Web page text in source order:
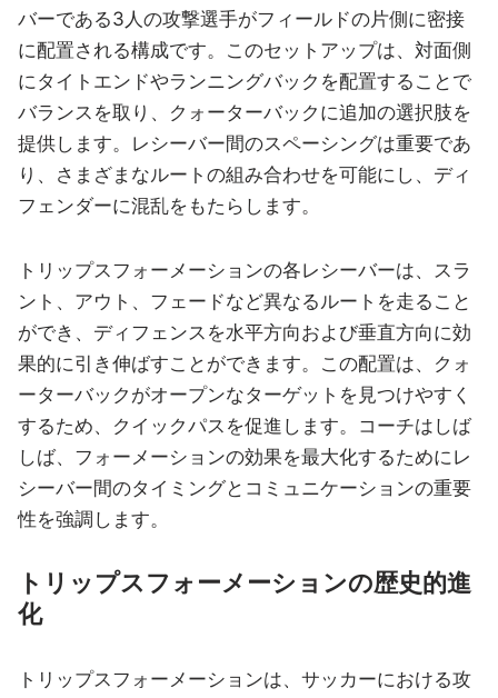
バーである3人の攻撃選手がフィールドの片側に密接
に配置される構成です。このセットアップは、対面側
にタイトエンドやランニングバックを配置することで
バランスを取り、クォーターバックに追加の選択肢を
提供します。レシーバー間のスペーシングは重要であ
り、さまざまなルートの組み合わせを可能にし、ディ
フェンダーに混乱をもたらします。
トリップスフォーメーションの各レシーバーは、スラ
ント、アウト、フェードなど異なるルートを走ること
ができ、ディフェンスを水平方向および垂直方向に効
果的に引き伸ばすことができます。この配置は、クォ
ーターバックがオープンなターゲットを見つけやすく
するため、クイックパスを促進します。コーチはしば
しば、フォーメーションの効果を最大化するためにレ
シーバー間のタイミングとコミュニケーションの重要
性を強調します。
トリップスフォーメーションの歴史的進
化
トリップスフォーメーションは、サッカーにおける攻